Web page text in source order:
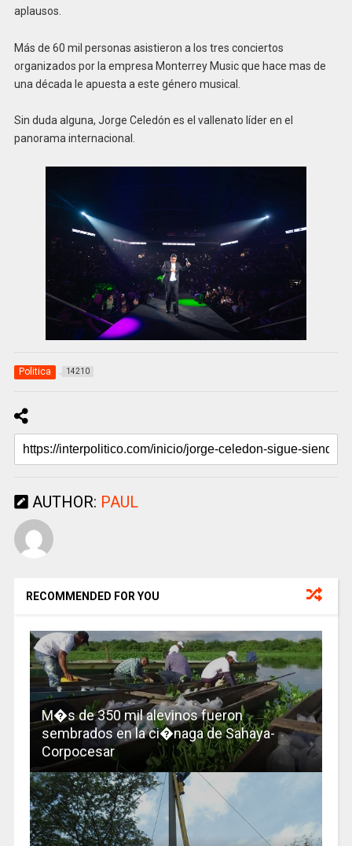
aplausos.
Más de 60 mil personas asistieron a los tres conciertos
organizados por la empresa Monterrey Music que hace mas de
una década le apuesta a este género musical.
Sin duda alguna, Jorge Celedón es el vallenato líder en el
panorama internacional.
Politica 14210
AUTHOR: PAUL
RECOMMENDED FOR YOU
M�s de 350 mil alevinos fueron
sembrados en la ci�naga de Sahaya-
Corpocesar